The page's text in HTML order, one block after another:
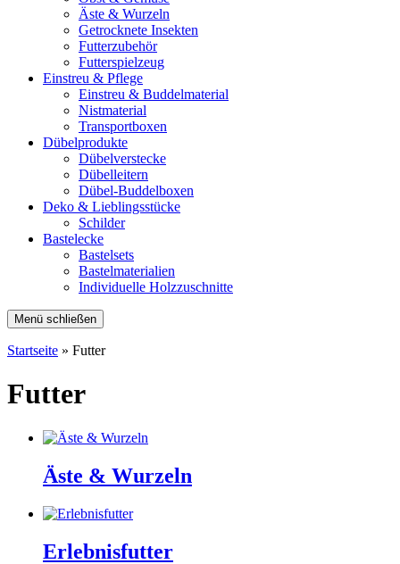
Äste & Wurzeln
Getrocknete Insekten
Futterzubehör
Futterspielzeug
Einstreu & Pflege
Einstreu & Buddelmaterial
Nistmaterial
Transportboxen
Dübelprodukte
Dübelverstecke
Dübelleitern
Dübel-Buddelboxen
Deko & Lieblingsstücke
Schilder
Bastelecke
Bastelsets
Bastelmaterialien
Individuelle Holzzuschnitte
Menü schließen
Startseite » Futter
Futter
Äste & Wurzeln
Erlebnisfutter